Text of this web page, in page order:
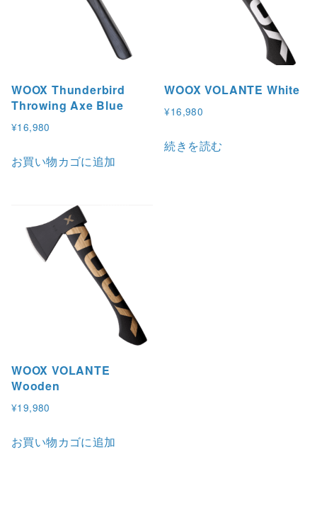
WOOX Thunderbird
Throwing Axe Blue
¥16,980
お買い物カゴに追加
WOOX VOLANTE White
¥16,980
続きを読む
WOOX VOLANTE
Wooden
¥19,980
お買い物カゴに追加